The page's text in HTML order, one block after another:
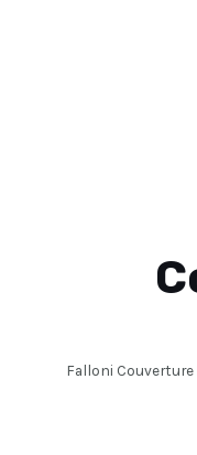
Falloni Couverture